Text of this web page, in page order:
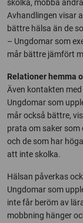
skolka, mobba
Avhandlingen visar
bättre hälsa än de
– Ungdomar som
mår bättre jämfört
Relationer hemma
Även kontakten
Ungdomar som
mår också bättre,
prata om saker som
och de som har
att inte skolka.
Hälsan påverkas
Ungdomar som
inte får beröm av
mobbning hänger